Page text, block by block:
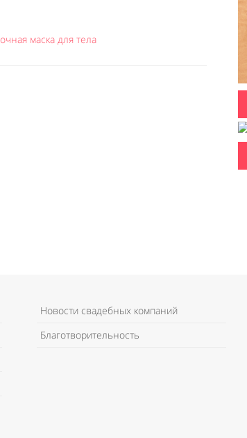
маска для тела
Новости свадебных компаний
Благотворительность